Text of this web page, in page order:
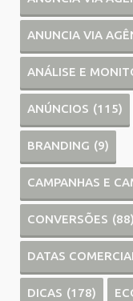
ANUNCIA VIA
ANÁLISE E
ANÚNCIOS (115)
BRANDING (9)
CAMPANHAS E
CONVERSÕES (88)
DATAS
DICAS (178)